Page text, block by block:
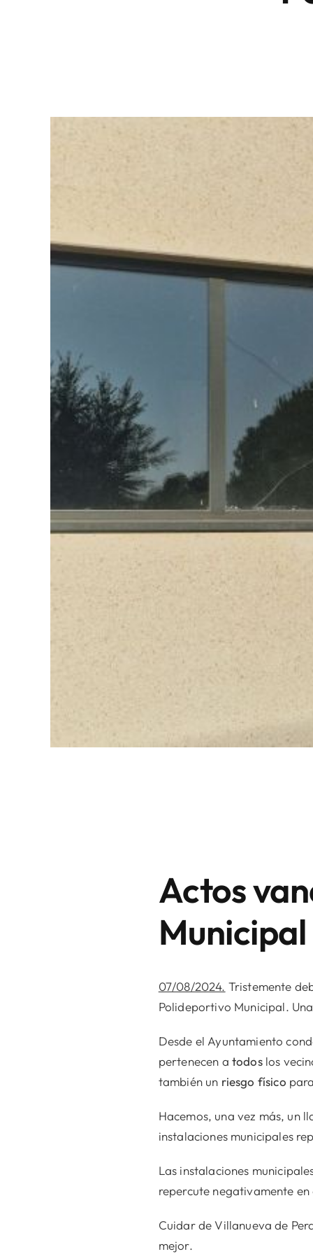
Actos
Municipal
07/08/2024. Tristemente
Polideportivo Municipal.
Desde el Ayuntamiento
pertenecen a todos los
también un riesgo físico
Hacemos, una vez más, un
instalaciones municipales
Las instalaciones
repercute negativamente
Cuidar de Villanueva de
mejor.